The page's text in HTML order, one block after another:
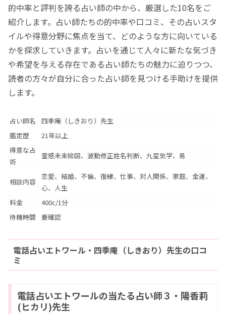
的中率と評判を誇る占い師の中から、厳選した10名をご
紹介します。占い師たちの的中率や口コミ、その占いスタ
イルや得意分野に焦点を当て、どのような方に向いている
かを探求していきます。占いを通じて人々に新たな気づき
や希望を与える存在である占い師たちの魅力に迫りつつ、
読者の方々が自分に合った占い師を見つける手助けを提供
します。
占い師名
四季庵（しきおり）先生
鑑定歴
21年以上
得意な占
術
霊感未来絵図、波動修正姓名判断、九星気学、易
相談内容
恋愛、結婚、不倫、復縁、仕事、対人関係、家庭、金運、
心、人生
料金
400c/1分
待機時間
要確認
電話占いエトワール・四季庵（しきおり）先生の口コ
ミ
電話占いエトワールの当たる占い師３・陽香莉
(ヒカリ)先生